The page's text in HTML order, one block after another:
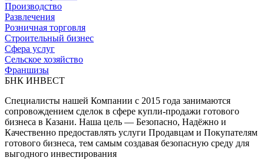
Производство
Развлечения
Розничная торговля
Строительный бизнес
Сфера услуг
Сельское хозяйство
Франшизы
БНК ИНВЕСТ
Специалисты нашей Компании с 2015 года занимаются
сопровождением сделок в сфере купли-продажи готового
бизнеса в Казани. Наша цель — Безопасно, Надёжно и
Качественно предоставлять услуги Продавцам и Покупателям
готового бизнеса, тем самым создавая безопасную среду для
выгодного инвестирования